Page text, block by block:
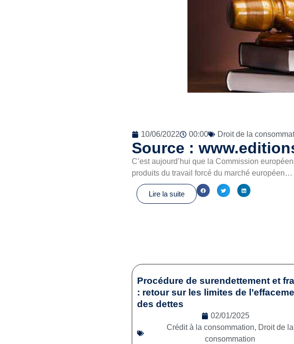
10/06/2022 00:00 Droit de la
Source :
C’est aujourd’hui que la Commission
produits du travail forcé du marché européen…
Lire la suite
Procédure de surendettement et
: retour sur les limites de
des dettes
02/01/2025
Crédit à la consommation, Droit de la
consommation